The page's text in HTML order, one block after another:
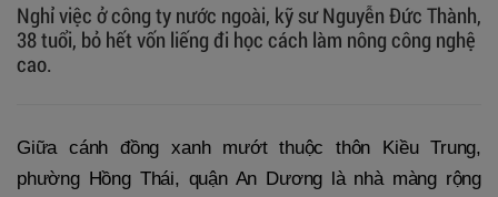
Nghỉ việc ở công ty nước ngoài, kỹ sư Nguyễn Đức Thành,
38 tuổi, bỏ hết vốn liếng đi học cách làm nông công nghệ
cao.
Giữa cánh đồng xanh mướt thuộc thôn Kiều Trung,
phường Hồng Thái, quận An Dương là nhà màng rộng